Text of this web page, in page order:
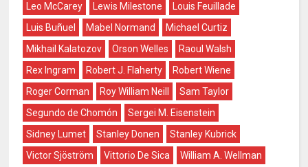
Leo McCarey
Lewis Milestone
Louis Feuillade
Luis Buñuel
Mabel Normand
Michael Curtiz
Mikhail Kalatozov
Orson Welles
Raoul Walsh
Rex Ingram
Robert J. Flaherty
Robert Wiene
Roger Corman
Roy William Neill
Sam Taylor
Segundo de Chomón
Sergei M. Eisenstein
Sidney Lumet
Stanley Donen
Stanley Kubrick
Victor Sjöström
Vittorio De Sica
William A. Wellman